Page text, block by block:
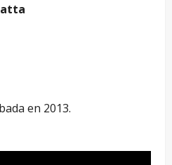
en 2013.